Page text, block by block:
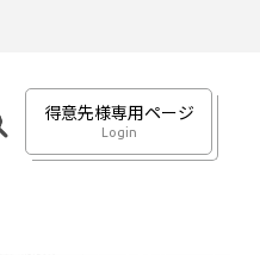
得意先様専用ページ
Login